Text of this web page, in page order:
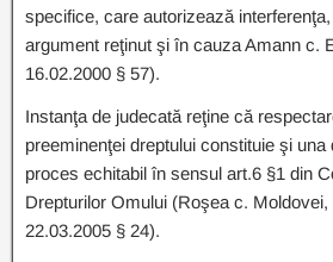
specifice, care autorizează
argument reţinut şi în cauza Amann c.
16.02.2000 § 57).
Instanţa de judecată reţine că
preeminenţei dreptului constituie şi una
proces echitabil în sensul art.6 §1 din
Drepturilor Omului (Roşea c. Moldovei,
22.03.2005 § 24).